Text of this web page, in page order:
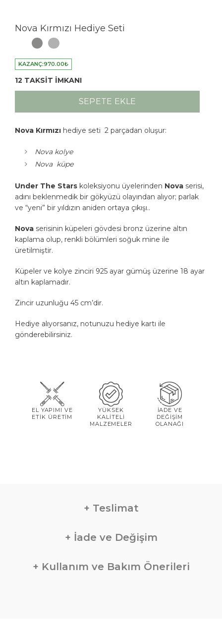
Nova Kırmızı Hediye Seti
KAZANÇ:970.00₺
12 TAKSİT İMKANI
SEPETE EKLE
Nova Kırmızı hediye seti 2 parçadan oluşur:
Nova kolye
Nova küpe
Under The Stars koleksiyonu üyelerinden Nova serisi,
adını beklenmedik bir gökyüzü olayından alıyor; parlak
ve “yeni” bir yıldızın aniden ortaya çıkışı..
Nova serisinin küpeleri gövdesi bronz üzerine altın
kaplama olup, renkli bölümleri soğuk mine ile
üretilmiştir.
Küpeler ve kolye zinciri 925 ayar gümüş üzerine 18 ayar
altın kaplamadır.
Zincir uzunluğu 45 cm’dir.
Hediye alıyorsanız, notunuzu hediye kartı ile
gönderebilirsiniz.
EL YAPIMI VE
ETİK ÜRETİM
YÜKSEK
KALİTELİ
MALZEMELER
İADE VE
DEĞİŞİM
OLANAĞI
Teslimat
İade ve Değişim
Kullanım ve Bakım Önerileri